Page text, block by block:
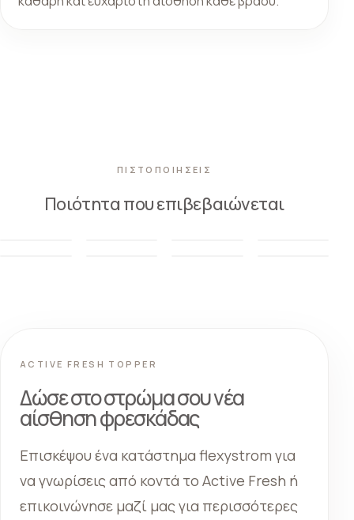
ΠΙΣΤΟΠΟΙΗΣΕΙΣ
Ποιότητα που επιβεβαιώνεται
ACTIVE FRESH TOPPER
Δώσε στο στρώμα σου νέα
αίσθηση φρεσκάδας
Επισκέψου ένα κατάστημα flexystrom για
να γνωρίσεις από κοντά το Active Fresh ή
επικοινώνησε μαζί μας για περισσότερες